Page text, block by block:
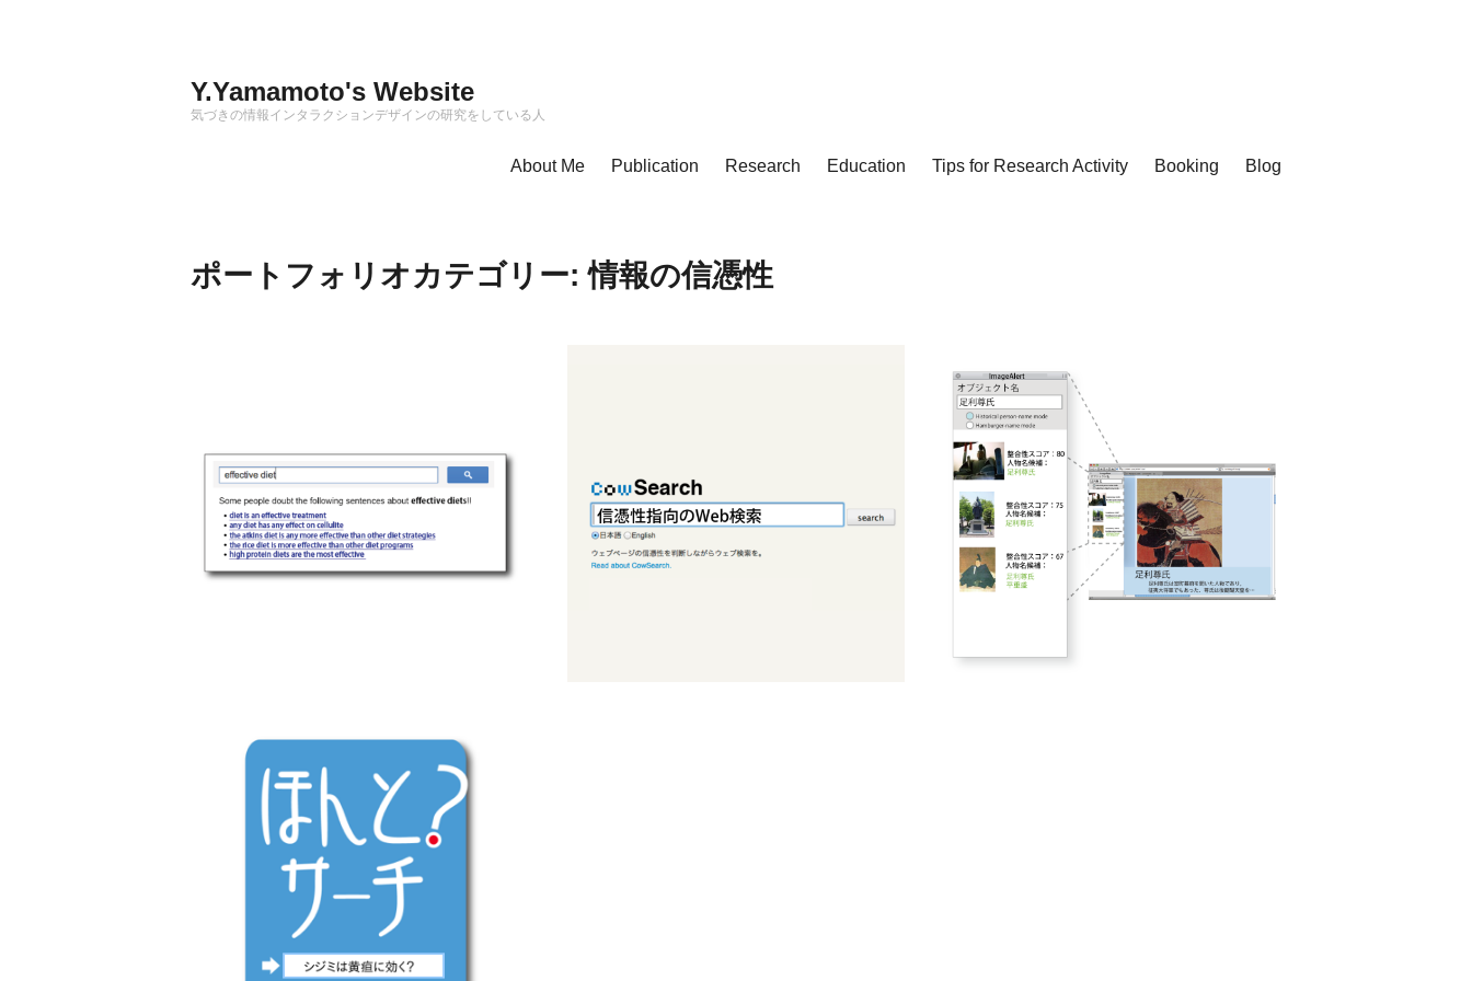
Y.Yamamoto's Website
気づきの情報インタラクションデザインの研究をしている人
About Me Publication Research Education Tips for Research Activity Booking Blog
ポートフォリオカテゴリー:情報の信憑性